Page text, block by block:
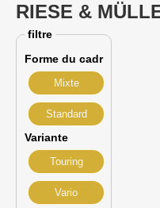
RIESE &
filtre
Forme du cadr
Mixte
Standard
Variante
Touring
Vario